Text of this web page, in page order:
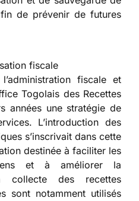
de prévenir de futures
fiscale
fiscale et
Togolais des Recettes
années une stratégie de
L’introduction des
s’inscrivait dans cette
destinée à faciliter les
et à améliorer la
collecte des recettes
sont notamment utilisés